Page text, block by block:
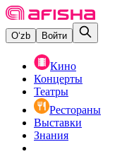
O‘zb Войти
Кино
Концерты
Театры
Рестораны
Выставки
Знания